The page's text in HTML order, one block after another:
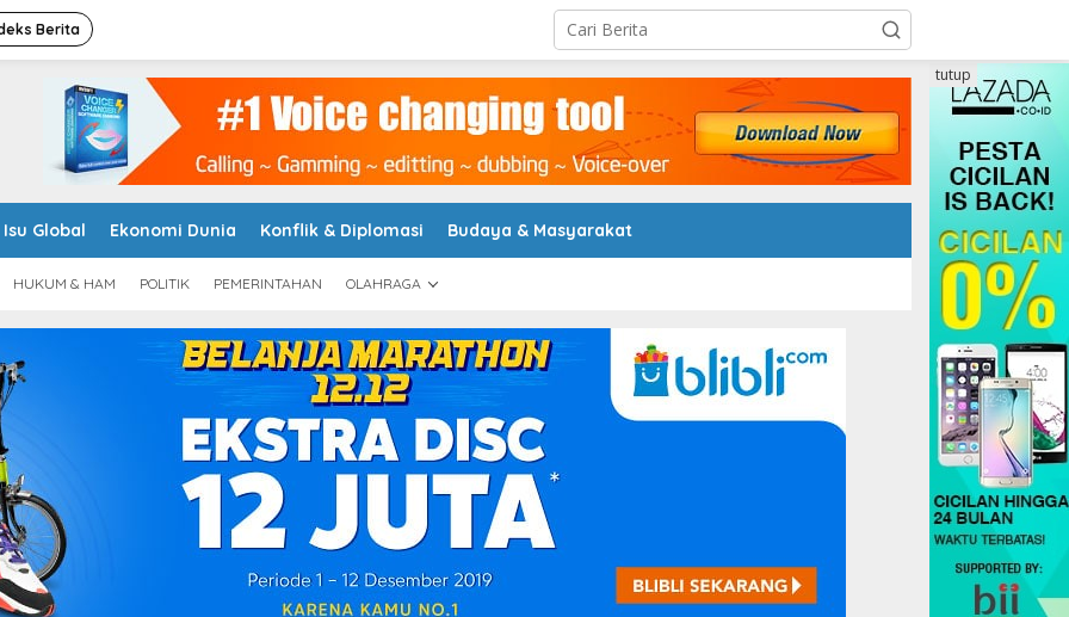
Berita
Isu Global Ekonomi Dunia Konflik & Diplomasi Budaya & Masyarakat
HUKUM & HAM POLITIK PEMERINTAHAN OLAHRAGA
tutup